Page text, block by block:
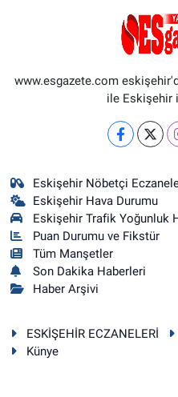
www.esgazete.com
ile Eskişehir
Eskişehir Nöbetçi
Eskişehir Hava Durumu
Eskişehir Trafik Yoğunluk
Puan Durumu ve Fikstür
Tüm Manşetler
Son Dakika Haberleri
Haber Arşivi
ESKİŞEHİR ECZANELERİ
Künye